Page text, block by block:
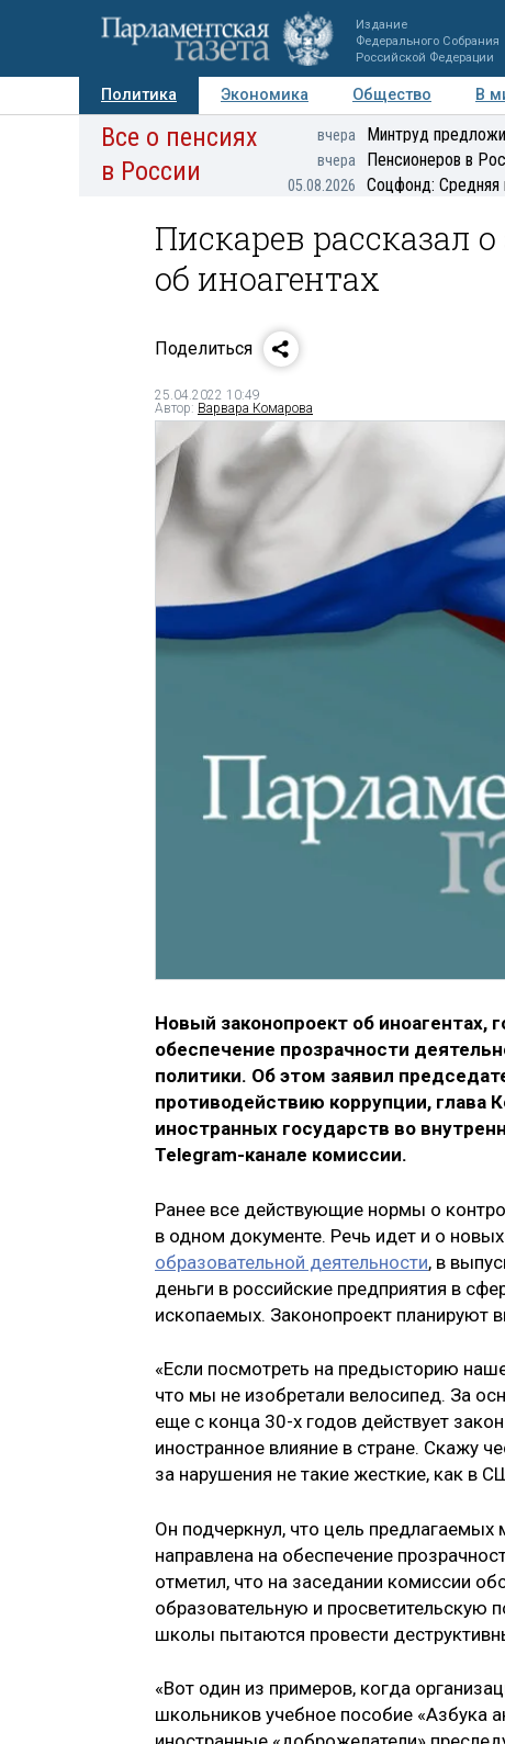
Издание
Федерального Собрания
Российской Федерации
Политика Экономика Общество В
Авторы Персоны Мнения Регионы
Все о пенсиях
в России
вчера Минтруд
вчера Пенсионеров в
05.08.2026 Соцфонд: Средняя
Пискарев рассказал
об иноагентах
Поделиться
25.04.2022 10:49
Автор: Варвара Комарова
Новый законопроект об иноагентах,
обеспечение прозрачности
политики. Об этом заявил
противодействию коррупции, глава
иностранных государств во
Telegram-канале комиссии.
Ранее все действующие нормы о
в одном документе. Речь идет и о новых
образовательной деятельности, в
деньги в российские предприятия в
ископаемых. Законопроект планируют
«Если посмотреть на предысторию
что мы не изобретали велосипед. За
еще с конца 30-х годов действует
иностранное влияние в стране. Скажу
за нарушения не такие жесткие, как в
Он подчеркнул, что цель предлагаемых
направлена на обеспечение
отметил, что на заседании комиссии
образовательную и просветительскую
школы пытаются провести
«Вот один из примеров, когда
школьников учебное пособие «Азбука